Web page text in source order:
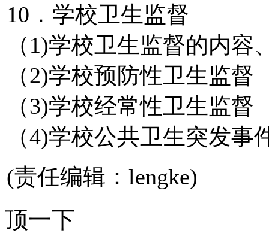
10．学校卫生监督
（1)学校卫生监督的内容
（2)学校预防性卫生监督
（3)学校经常性卫生监督
（4)学校公共卫生突发事
(责任编辑：lengke)
顶一下